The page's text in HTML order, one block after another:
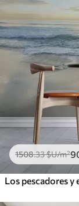
1508.33$U/m²
Los pescadores y